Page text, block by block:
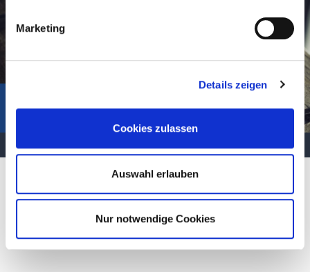
Marketing
Details zeigen
Cookies zulassen
Auswahl erlauben
Nur notwendige Cookies
Neuberechnung – alles kein Problem mit der App